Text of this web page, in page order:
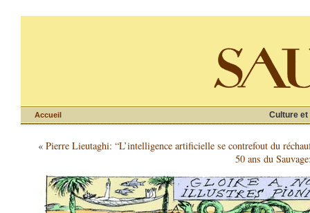
Culture et
Accueil
« Pierre Lieutaghi: “L’intelligence artificielle se contrefout du
50 ans du